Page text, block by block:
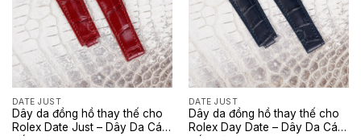
DATE JUST
Dây da đồng hồ thay thế cho
Rolex Date Just – Dây Da Cá
DATE JUST
Dây da đồng hồ thay thế cho
Rolex Day Date – Dây Da Cá